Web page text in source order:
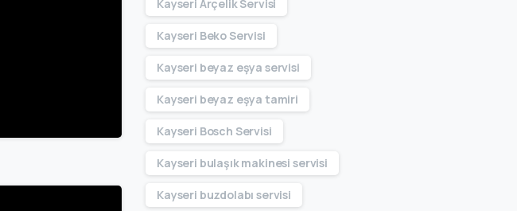
Kayseri Arçelik Servisi
Kayseri Beko Servisi
Kayseri beyaz eşya servisi
Kayseri beyaz eşya tamiri
Kayseri Bosch Servisi
Kayseri bulaşık makinesi servisi
Kayseri buzdolabı servisi